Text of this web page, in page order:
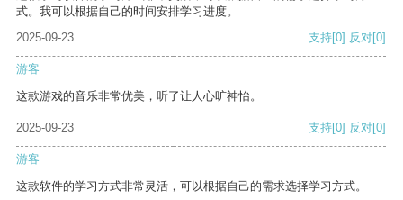
式。我可以根据自己的时间安排学习进度。
2025-09-23
支持[0] 反对[0]
游客
这款游戏的音乐非常优美，听了让人心旷神怡。
2025-09-23 支持[0] 反对[0]
游客
这款软件的学习方式非常灵活，可以根据自己的需求选择学习方式。